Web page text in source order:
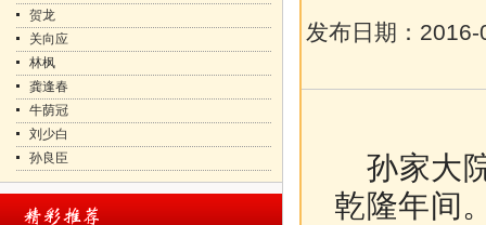
贺龙
关向应
林枫
龚逢春
牛荫冠
刘少白
孙良臣
发布日期： 2016-
孙家大
乾隆年间